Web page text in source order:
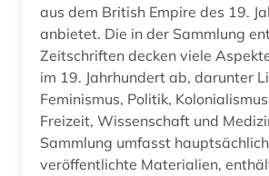
ausbildungsberuf (1)
ausbildungsförderung (1)
ausfalleffekt (1)
ausland (3)
auslandsaufenthalt (1)
aus dem British Empire des 19.
anbietet. Die in der Sammlung
Zeitschriften decken viele
im 19. Jahrhundert ab, darunter
Feminismus, Politik,
Freizeit, Wissenschaft und
Sammlung umfasst
veröffentlichte Materialien,